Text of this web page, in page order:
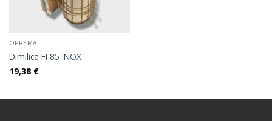
OPREMA
Dimilica FI 85 INOX
19,38 €